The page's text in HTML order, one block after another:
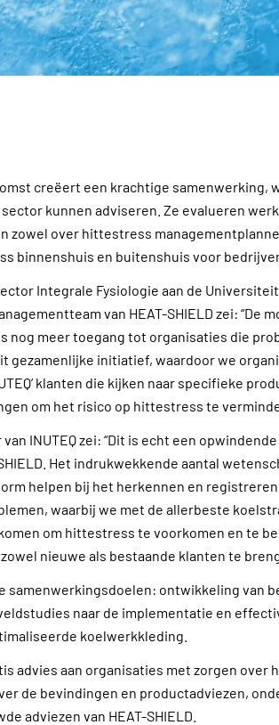
creëert een krachtige samenwerking,
kunnen adviseren. Ze evalueren
zowel over hittestress
binnenshuis en buitenshuis voor
Integrale Fysiologie aan de
van HEAT-SHIELD zei: “De
nog meer toegang tot organisaties die
gezamenlijke initiatief, waardoor we
klanten die kijken naar specifieke
om het risico op hittestress te
INUTEQ zei: “Dit is echt een
Het indrukwekkende aantal
helpen bij het herkennen en registreren
waarbij we met de allerbeste
om hittestress te voorkomen en te
nieuwe als bestaande klanten te
samenwerkingsdoelen: ontwikkeling van
naar de implementatie en
koelwerkkleding.
advies aan organisaties met zorgen
de bevindingen en productadviezen,
adviezen van HEAT-SHIELD.